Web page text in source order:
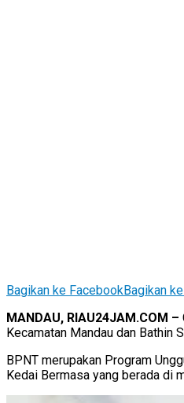
Bagikan ke FacebookBagikan
MANDAU, RIAU24JAM.COM –
Kecamatan Mandau dan Bathin
BPNT merupakan Program
Kedai Bermasa yang berada di